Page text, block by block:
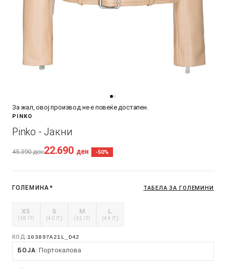
За жал, овој производ не е повеќе достапен.
PINKO
Pinko - Јакни
45.390ден22.690 ден -50%
ГОЛЕМИНА * ТАБЕЛА ЗА ГОЛЕМИНИ
XS
(38 IT)
S
(40 IT)
M
(42 IT)
L
(44 IT)
КОД:103897A21L_D42
БОЈА Портокалова